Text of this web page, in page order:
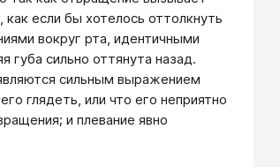
если бы хотелось оттолкнуть
вокруг рта, идентичными
губа сильно оттянута назад.
сильным выражением
глядеть, или что его неприятно
и плевание явно